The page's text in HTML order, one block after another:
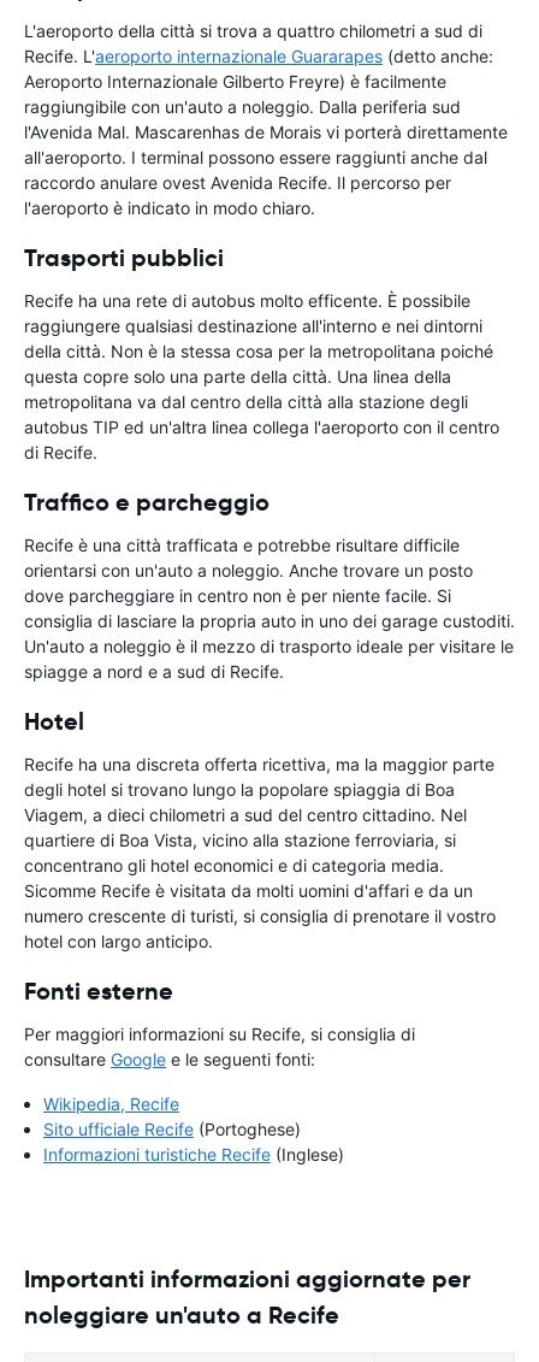
L'aeroporto della città si trova a quattro chilometri a sud di
Recife. L'aeroporto internazionale Guararapes (detto anche:
Aeroporto Internazionale Gilberto Freyre) è facilmente
raggiungibile con un'auto a noleggio. Dalla periferia sud
l'Avenida Mal. Mascarenhas de Morais vi porterà direttamente
all'aeroporto. I terminal possono essere raggiunti anche dal
raccordo anulare ovest Avenida Recife. Il percorso per
l'aeroporto è indicato in modo chiaro.
Trasporti pubblici
Recife ha una rete di autobus molto efficente. È possibile
raggiungere qualsiasi destinazione all'interno e nei dintorni
della città. Non è la stessa cosa per la metropolitana poiché
questa copre solo una parte della città. Una linea della
metropolitana va dal centro della città alla stazione degli
autobus TIP ed un'altra linea collega l'aeroporto con il centro
di Recife.
Traffico e parcheggio
Recife è una città trafficata e potrebbe risultare difficile
orientarsi con un'auto a noleggio. Anche trovare un posto
dove parcheggiare in centro non è per niente facile. Si
consiglia di lasciare la propria auto in uno dei garage custoditi.
Un'auto a noleggio è il mezzo di trasporto ideale per visitare le
spiagge a nord e a sud di Recife.
Hotel
Recife ha una discreta offerta ricettiva, ma la maggior parte
degli hotel si trovano lungo la popolare spiaggia di Boa
Viagem, a dieci chilometri a sud del centro cittadino. Nel
quartiere di Boa Vista, vicino alla stazione ferroviaria, si
concentrano gli hotel economici e di categoria media.
Sicomme Recife è visitata da molti uomini d'affari e da un
numero crescente di turisti, si consiglia di prenotare il vostro
hotel con largo anticipo.
Fonti esterne
Per maggiori informazioni su Recife, si consiglia di
consultare Google e le seguenti fonti:
Wikipedia, Recife
Sito ufficiale Recife (Portoghese)
Informazioni turistiche Recife (Inglese)
Importanti informazioni aggiornate per
noleggiare un'auto a Recife